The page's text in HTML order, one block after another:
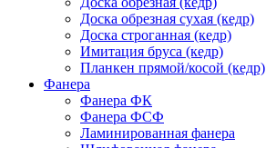
Доска обрезная сухая (кедр)
Доска строганная (кедр)
Имитация бруса (кедр)
Планкен прямой/косой (кедр)
Фанера
Фанера ФК
Фанера ФСФ
Ламинированная фанера